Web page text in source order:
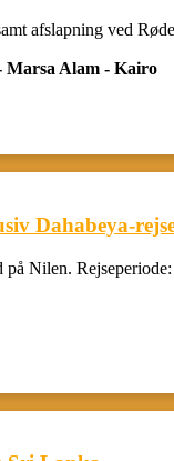
afslapning ved
Alam - Kairo
Nilen.